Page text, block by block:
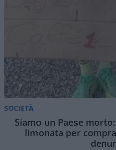
SOCIETÀ
Siamo un Paese
limonata per